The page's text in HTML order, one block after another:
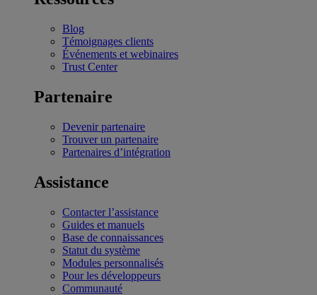
Blog
Témoignages clients
Événements et webinaires
Trust Center
Partenaire
Devenir partenaire
Trouver un partenaire
Partenaires d’intégration
Assistance
Contacter l’assistance
Guides et manuels
Base de connaissances
Statut du système
Modules personnalisés
Pour les développeurs
Communauté